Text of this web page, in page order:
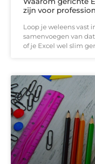
zijn voor
Loop je weleens vast
samenvoegen van
of je Excel wel slim